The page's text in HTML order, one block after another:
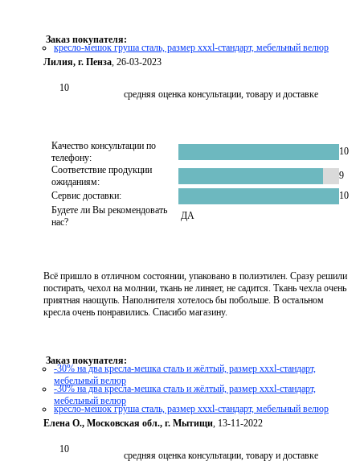
Заказ покупателя:
кресло-мешок груша сталь, размер xххl-стандарт, мебельный велюр
Лилия, г. Пенза, 26-03-2023
10
средняя оценка консультации, товару и доставке
Качество консультации по
телефону:
10
Соответствие продукции
ожиданиям:
9
Сервис доставки:
10
Будете ли Вы рекомендовать
нас?
ДА
Всё пришло в отличном состоянии, упаковано в полиэтилен. Сразу решили
постирать, чехол на молнии, ткань не линяет, не садится. Ткань чехла очень
приятная наощупь. Наполнителя хотелось бы побольше. В остальном
кресла очень понравились. Спасибо магазину.
Заказ покупателя:
-30% на два кресла-мешка сталь и жёлтый, размер xxxl-стандарт,
мебельный велюр
-30% на два кресла-мешка сталь и жёлтый, размер xxxl-стандарт,
мебельный велюр
кресло-мешок груша сталь, размер xххl-стандарт, мебельный велюр
Елена О., Московская обл., г. Мытищи, 13-11-2022
10
средняя оценка консультации, товару и доставке